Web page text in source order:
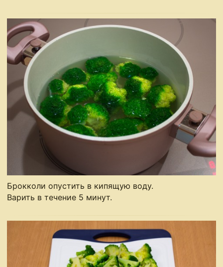
Брокколи опустить в кипящую воду.
Варить в течение 5 минут.